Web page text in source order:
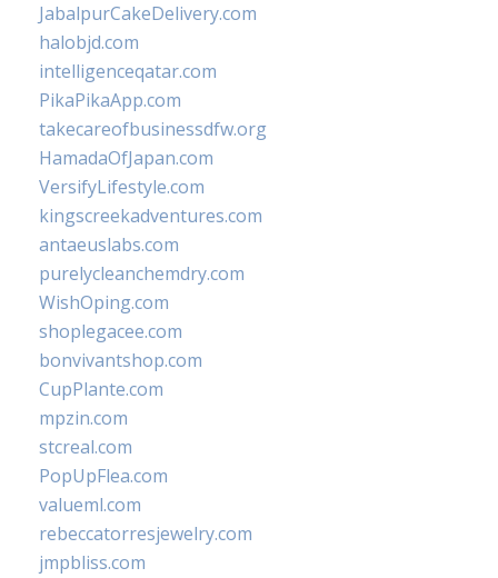
JabalpurCakeDelivery.com
halobjd.com
intelligenceqatar.com
PikaPikaApp.com
takecareofbusinessdfw.org
HamadaOfJapan.com
VersifyLifestyle.com
kingscreekadventures.com
antaeuslabs.com
purelycleanchemdry.com
WishOping.com
shoplegacee.com
bonvivantshop.com
CupPlante.com
mpzin.com
stcreal.com
PopUpFlea.com
valueml.com
rebeccatorresjewelry.com
jmpbliss.com